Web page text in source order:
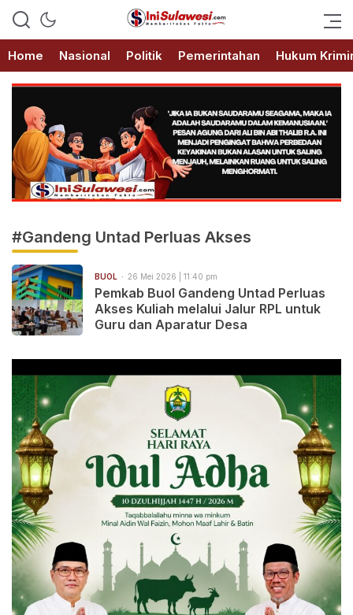
IniSulawesi.com
Memberitakan Fakta
Home
Nasional Politik Pemerintahan Hukum
#Gandeng Untad Perluas Akses
BUOL 26 Mei 2026 | 11:40 pm
Pemkab Buol Gandeng Untad Perluas
Akses Kuliah melalui Jalur RPL untuk
Guru dan Aparatur Desa